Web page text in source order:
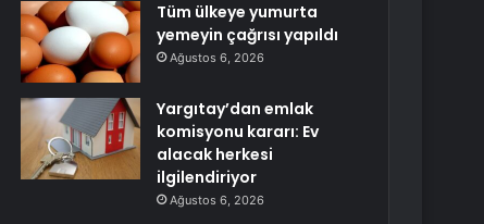
Tüm ülkeye yumurta
yemeyin çağrısı yapıldı
Ağustos 6, 2026
Yargıtay’dan emlak
komisyonu kararı: Ev
alacak herkesi
ilgilendiriyor
Ağustos 6, 2026